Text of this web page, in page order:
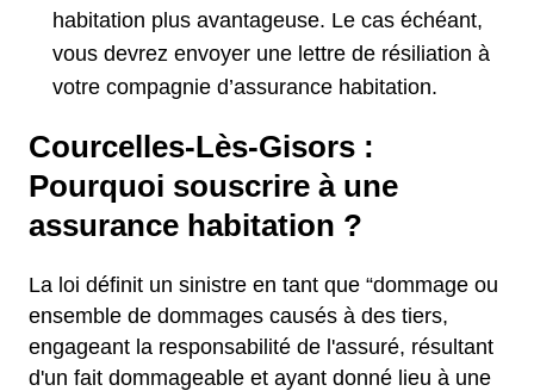
habitation plus avantageuse. Le cas échéant,
vous devrez envoyer une lettre de résiliation à
votre compagnie d’assurance habitation.
Courcelles-Lès-Gisors :
Pourquoi souscrire à une
assurance habitation ?
La loi définit un sinistre en tant que “dommage ou
ensemble de dommages causés à des tiers,
engageant la responsabilité de l'assuré, résultant
d'un fait dommageable et ayant donné lieu à une